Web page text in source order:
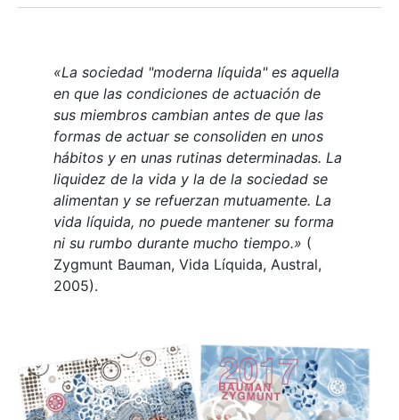
«La sociedad "moderna líquida" es aquella
en que las condiciones de actuación de
sus miembros cambian antes de que las
formas de actuar se consoliden en unos
hábitos y en unas rutinas determinadas. La
liquidez de la vida y la de la sociedad se
alimentan y se refuerzan mutuamente. La
vida líquida, no puede mantener su forma
ni su rumbo durante mucho tiempo.» (
Zygmunt Bauman, Vida Líquida, Austral,
2005).